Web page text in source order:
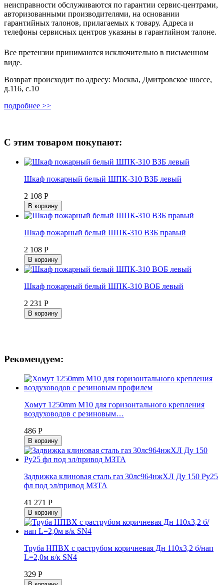
неисправности обслуживаются по гарантии сервис-центрами,
авторизованными производителями, на основании
гарантийных талонов, прилагаемых к товару. Адреса и
телефоны сервисных центров указаны в гарантийном талоне.
Все претензии принимаются исключительно в письменном
виде.
Возврат происходит по адресу: Москва, Дмитровское шоссе,
д.116, с.10
подробнее >>
С этим товаром покупают:
Шкаф пожарный белый ШПК-310 ВЗБ левый
2 108 Р
В корзину
Шкаф пожарный белый ШПК-310 ВЗБ правый
2 108 Р
В корзину
Шкаф пожарный белый ШПК-310 ВОБ левый
2 231 Р
В корзину
Рекомендуем:
Хомут 1250mm М10 для горизонтального крепления
воздуховодов с резиновым…
486 Р
В корзину
Задвижка клиновая сталь газ 30лс964нжХЛ Ду 150 Ру25
фл под эл/привод МЗТА
41 271 Р
В корзину
Труба НПВХ с раструбом коричневая Дн 110х3,2 б/нап
L=2,0м в/к SN4
329 Р